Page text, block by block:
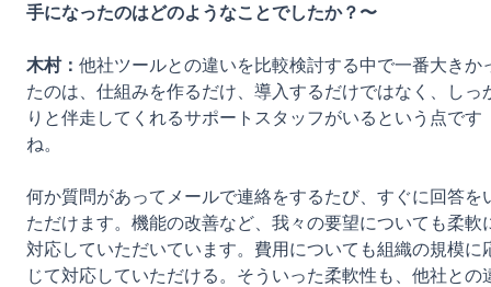
手になったのはどのようなことでしたか？〜
木村： 他社ツールとの違いを比較検討する中で一番大きか
たのは、仕組みを作るだけ、導入するだけではなく、しっ
りと伴走してくれるサポートスタッフがいるという点です
ね。
何か質問があってメールで連絡をするたび、すぐに回答を
ただけます。機能の改善など、我々の要望についても柔軟
対応していただいています。費用についても組織の規模に
じて対応していただける。そういった柔軟性も、他社との